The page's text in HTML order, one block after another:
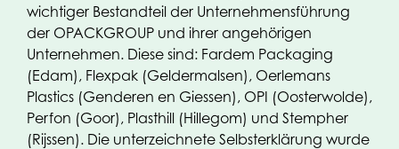
wichtiger Bestandteil der Unternehmensführung
der OPACKGROUP und ihrer angehörigen
Unternehmen. Diese sind: Fardem Packaging
(Edam), Flexpak (Geldermalsen), Oerlemans
Plastics (Genderen en Giessen), OPI (Oosterwolde),
Perfon (Goor), Plasthill (Hillegom) und Stempher
(Rijssen). Die unterzeichnete Selbsterklärung wurde